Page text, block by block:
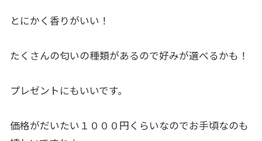
とにかく香りがいい！
たくさんの匂いの種類があるので好みが選べるかも！
プレゼントにもいいです。
価格がだいたい１０００円くらいなのでお手頃なのも